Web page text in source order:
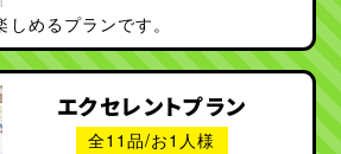
めるプランです。
エクセレントプラン
全11品/お1人様